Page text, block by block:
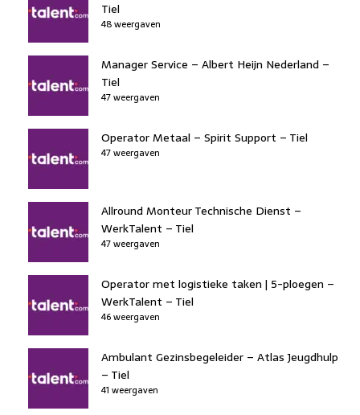
Tiel
48 weergaven
Manager Service – Albert Heijn Nederland –
Tiel
47 weergaven
Operator Metaal – Spirit Support – Tiel
47 weergaven
Allround Monteur Technische Dienst –
WerkTalent – Tiel
47 weergaven
Operator met logistieke taken | 5-ploegen –
WerkTalent – Tiel
46 weergaven
Ambulant Gezinsbegeleider – Atlas Jeugdhulp
– Tiel
41 weergaven